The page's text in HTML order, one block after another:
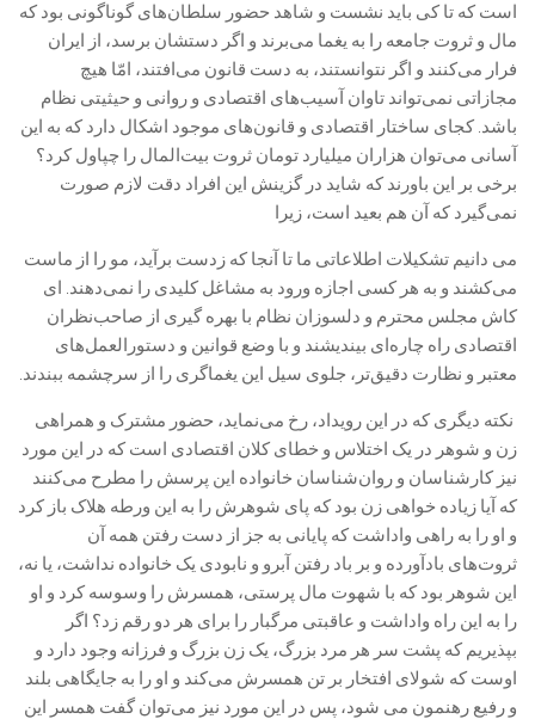
است که تا کی باید نشست و شاهد حضور سلطان‌های گوناگونی بود که
مال و ثروت جامعه را به یغما می‌برند و اگر دستشان برسد، از ایران
فرار می‌کنند و اگر نتوانستند، به دست قانون می‌افتند، امّا هیچ
مجازاتی نمی‌تواند تاوان آسیب‌های اقتصادی و روانی و حیثیتی نظام
باشد. کجای ساختار اقتصادی و قانون‌های موجود اشکال دارد که به این
آسانی می‌توان هزاران میلیارد تومان ثروت بیت‌المال را چپاول کرد؟
برخی بر این باورند که شاید در گزینش این افراد دقت لازم صورت
نمی‌گیرد که آن هم بعید است، زیرا
می دانیم تشکیلات اطلاعاتی ما تا آنجا که زدست برآید، مو را از ماست
می‌کشند و به هر کسی اجازه ورود به مشاغل کلیدی را نمی‌دهند. ای
کاش مجلس محترم و دلسوزان نظام با بهره گیری از صاحب‌نظران
اقتصادی راه چاره‌ای بیندیشند و با وضع قوانین و دستورالعمل‌های
معتبر و نظارت دقیق‌تر، جلوی سیل این یغماگری را از سرچشمه ببندند.‏
‏ نکته دیگری که در این رویداد، رخ می‌نماید، حضور مشترک و همراهی
زن و شوهر در یک اختلاس و خطای کلان اقتصادی است که در این مورد
نیز کارشناسان و روان‌شناسان خانواده این پرسش را مطرح می‌کنند
که آیا زیاده خواهی زن بود که پای شوهرش را به این ورطه هلاک باز کرد
و او را به راهی واداشت که پایانی به جز از دست رفتن همه آن
ثروت‌های بادآورده و بر باد رفتن آبرو و نابودی یک خانواده نداشت، یا نه،
این شوهر بود که با شهوت مال پرستی، همسرش را وسوسه کرد و او
را به این راه واداشت و عاقبتی مرگبار را برای هر دو رقم زد؟ اگر
بپذیریم که پشت سر هر مرد بزرگ، یک زن بزرگ و فرزانه وجود دارد و
اوست که شولای افتخار بر تن همسرش می‌کند و او را به جایگاهی بلند
و رفیع رهنمون می شود، پس در این مورد نیز می‌توان گفت همسر این